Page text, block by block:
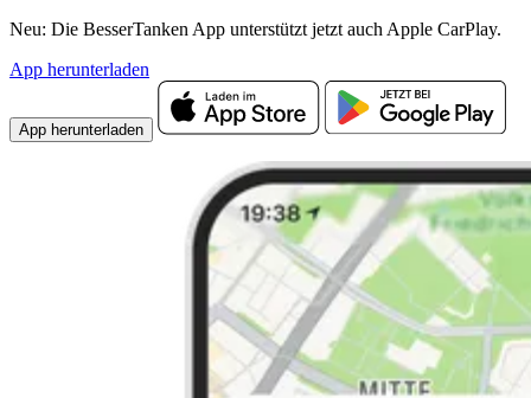
Neu: Die BesserTanken App unterstützt jetzt auch Apple CarPlay.
App herunterladen
App herunterladen